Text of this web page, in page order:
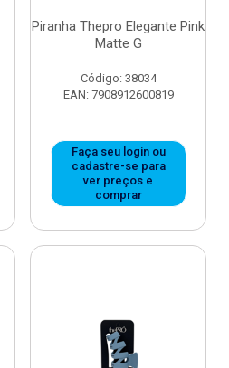
Piranha Thepro Elegante Pink
Matte G
Código: 38034
EAN: 7908912600819
Faça seu login ou
cadastre-se para
ver preços e
comprar